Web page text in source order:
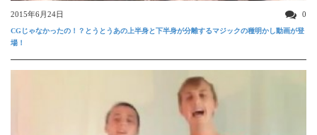
2015年6月24日 0
CGじゃなかったの！？とうとうあの上半身と下半身が分離するマジックの種明かし動画が登
場！